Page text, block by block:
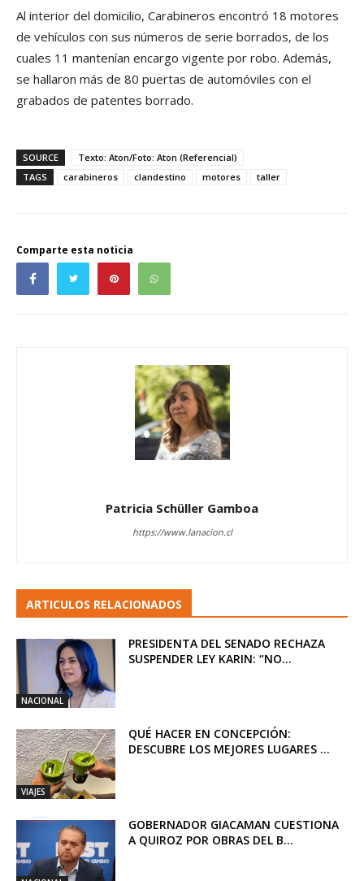
Al interior del domicilio, Carabineros encontró 18 motores
de vehículos con sus números de serie borrados, de los
cuales 11 mantenían encargo vigente por robo. Además,
se hallaron más de 80 puertas de automóviles con el
grabados de patentes borrado.
SOURCE
Texto: Aton/Foto: Aton (Referencial)
TAGS
carabineros clandestino motores taller
Comparte esta noticia
Patricia Schüller Gamboa
https://www.lanacion.cl
ARTICULOS RELACIONADOS
NACIONAL
PRESIDENTA DEL SENADO RECHAZA
SUSPENDER LEY KARIN: “NO...
VIAJES
QUÉ HACER EN CONCEPCIÓN:
DESCUBRE LOS MEJORES LUGARES ...
GOBERNADOR GIACAMAN CUESTIONA
A QUIROZ POR OBRAS DEL B...